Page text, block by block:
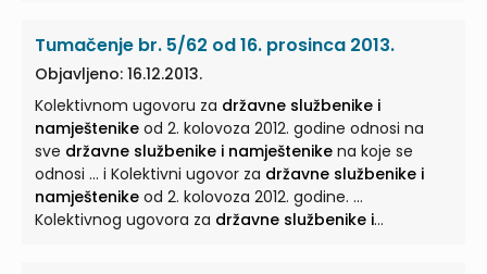
Tumačenje br. 5/62 od 16. prosinca 2013.
Objavljeno: 16.12.2013.
Kolektivnom ugovoru za državne službenike i
namještenike
sve državne službenike i namještenike na koje se
odnosi ... i Kolektivni ugovor za državne službenike i
namještenike od 2. kolovoza 2012. godine. ...
Kolektivnog ugovora za državne službenike i